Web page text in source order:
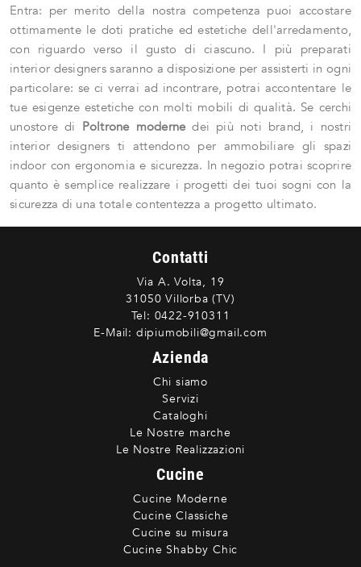
Entra: per merito della nostra competenza puoi accostare
ottimamente le doti pratiche ed estetiche dell'arredamento,
con riguardo verso il gusto di ciascuno. I più preparati
interior designers saranno a disposizione per assisterti in ogni
particolare: se ci verrai ad incontrare, potrai accontentare le
tue esigenze estetiche con molti mobili di qualità. Se cerchi
unostore di Poltrone modernedei più noti brand, i nostri
interior designers ti attendono per ammobiliare gli spazi
indoor con ergonomia e sicurezza. In negozio potrai scoprire
quanto è semplice realizzare i progetti dei tuoi sogni con la
sicurezza di una totale contentezza a progetto ultimato.
Contatti
Via A. Volta, 19
31050 Villorba (TV)
Tel: 0422-910311
E-Mail: dipiumobili@gmail.com
Azienda
Chi siamo
Servizi
Cataloghi
Le Nostre marche
Le Nostre Realizzazioni
Cucine
Cucine Moderne
Cucine Classiche
Cucine su misura
Cucine Shabby Chic